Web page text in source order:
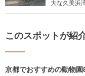
大な久美浜
このスポットが紹
京都でおすすめの動物園